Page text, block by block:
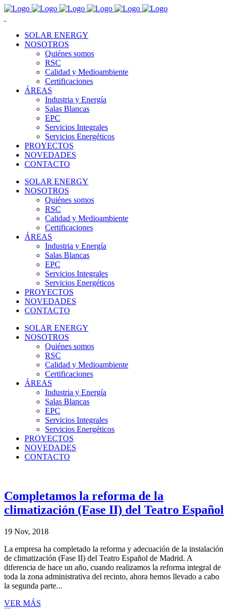
SOLAR ENERGY
NOSOTROS
Quiénes somos
RSC
Calidad y Medioambiente
Certificaciones
ÁREAS
Industria y Energía
Salas Blancas
EPC
Servicios Integrales
Servicios Energéticos
PROYECTOS
NOVEDADES
CONTACTO
SOLAR ENERGY
NOSOTROS
Quiénes somos
RSC
Calidad y Medioambiente
Certificaciones
ÁREAS
Industria y Energía
Salas Blancas
EPC
Servicios Integrales
Servicios Energéticos
PROYECTOS
NOVEDADES
CONTACTO
SOLAR ENERGY
NOSOTROS
Quiénes somos
RSC
Calidad y Medioambiente
Certificaciones
ÁREAS
Industria y Energía
Salas Blancas
EPC
Servicios Integrales
Servicios Energéticos
PROYECTOS
NOVEDADES
CONTACTO
Completamos la reforma de la
climatización (Fase II) del Teatro Español
19 Nov, 2018
La empresa ha completado la reforma y adecuación de la instalación
de climatización (Fase II) del Teatro Español de Madrid. A
diferencia de hace un año, cuando realizamos la reforma integral de
toda la zona administrativa del recinto, ahora hemos llevado a cabo
la segunda parte...
VER MÁS